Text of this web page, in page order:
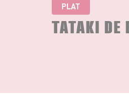
PLAT
TATAKI DE